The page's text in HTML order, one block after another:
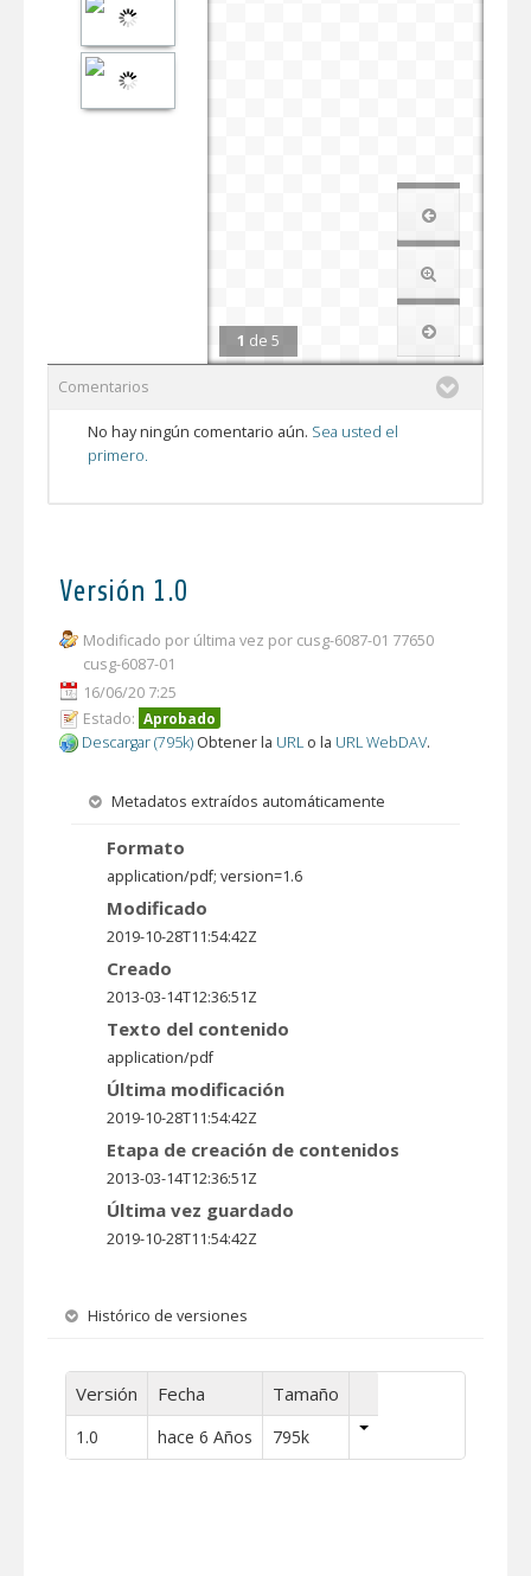
1 de 5
Comentarios
No hay ningún comentario aún. Sea usted el
primero.
Versión 1.0
Modificado por última vez por cusg-6087-01 77650
cusg-6087-01
16/06/20 7:25
Estado: Aprobado
Descargar (795k) Obtener la URL o la URL WebDAV.
Metadatos extraídos automáticamente
Formato
application/pdf; version=1.6
Modificado
2019-10-28T11:54:42Z
Creado
2013-03-14T12:36:51Z
Texto del contenido
application/pdf
Última modificación
2019-10-28T11:54:42Z
Etapa de creación de contenidos
2013-03-14T12:36:51Z
Última vez guardado
2019-10-28T11:54:42Z
Histórico de versiones
Versión Fecha Tamaño
1.0 hace 6 Años 795k